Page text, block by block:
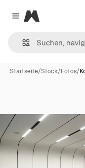
Close menu
Magnific
Startseite/Stock/Fotos/